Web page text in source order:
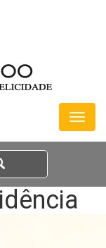
Toggle